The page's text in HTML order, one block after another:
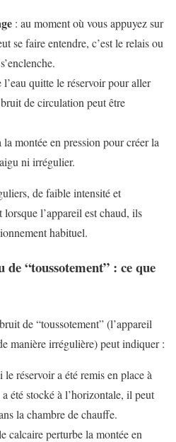
: au moment où vous appuyez sur
se faire entendre, c’est le relais ou
l’eau quitte le réservoir pour aller
de circulation peut être
la montée en pression pour créer la
ni irrégulier.
de faible intensité et
l’appareil est chaud, ils
habituel.
“toussotement” : ce que
de “toussotement” (l’appareil
manière irrégulière) peut indiquer :
le réservoir a été remis en place à
été stocké à l’horizontale, il peut
la chambre de chauffe.
calcaire perturbe la montée en